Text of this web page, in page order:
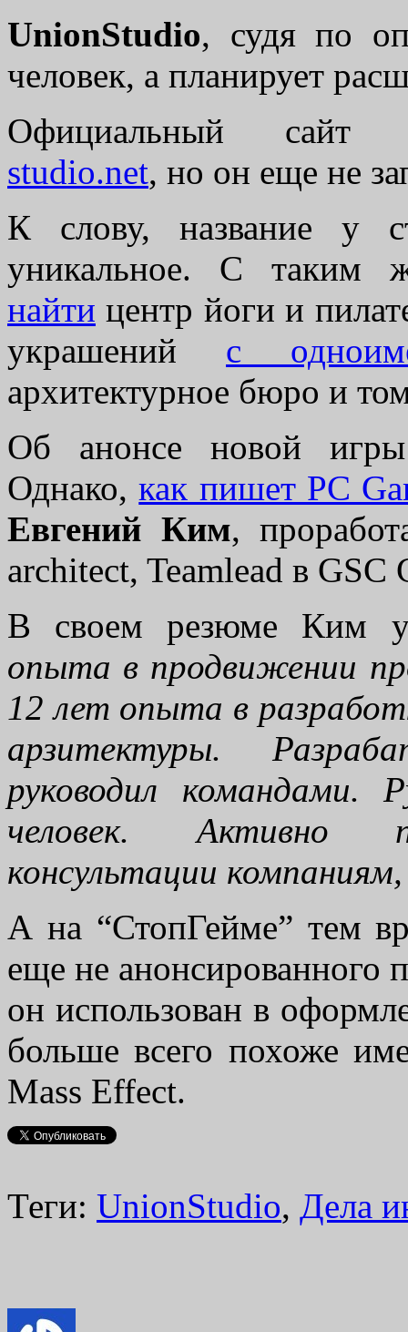
UnionStudio, судя по
человек, а планирует
Официальный
studio.net, но он еще не
К слову, название у
уникальное. С
найти центр йоги и
украшений с
архитектурное бюро и
Об анонсе новой
Однако,как пишет PC
Евгений Ким,
architect, Teamlead в GSC
В своем резюме Ким
опыта в продвижении
12 лет опыта в
арзитектуры.
руководил командами.
человек. Активно
консультации
А на “СтопГейме” тем
еще не анонсированного
он использован в
больше всего похоже
Mass Effect.
Теги: UnionStudio, Дела